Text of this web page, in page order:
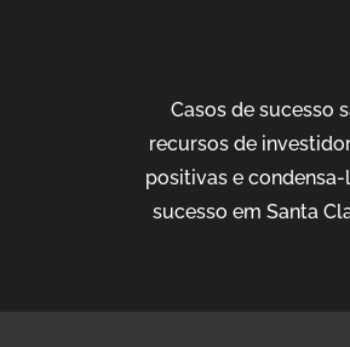
Casos de sucesso
recursos de
positivas e
sucesso em Santa